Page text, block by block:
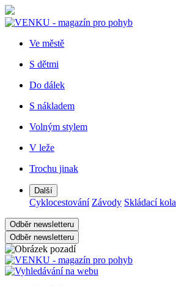
Ve městě
S dětmi
Do dálek
S nákladem
Volným stylem
V leže
Trochu jinak
Další
Cyklocestování Závody Skládací kola
Odběr newsletteru
Odběr newsletteru